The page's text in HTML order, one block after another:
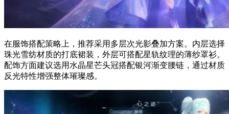
在服饰搭配策略上，推荐采用多层次光影叠加方案。内层选择
珠光雪纺材质的打底裙装，外层可搭配星轨纹理的薄纱罩衫。
配饰方面建议选用水晶星芒头冠搭配银河渐变腰链，通过材质
反光特性增强整体璀璨感。